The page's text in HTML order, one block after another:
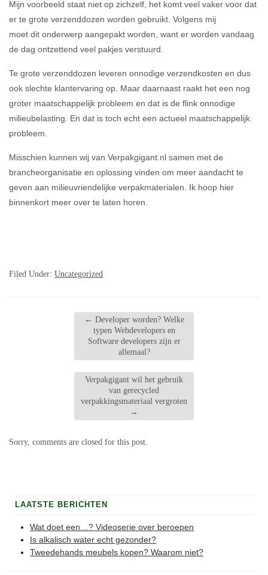
Mijn voorbeeld staat niet op zichzelf, het komt veel vaker voor dat
er te grote verzenddozen worden gebruikt. Volgens mij
moet dit onderwerp aangepakt worden, want er worden vandaag
de dag ontzettend veel pakjes verstuurd.
Te grote verzenddozen leveren onnodige verzendkosten en dus
ook slechte klantervaring op. Maar daarnaast raakt het een nog
groter maatschappelijk probleem en dat is de flink onnodige
milieubelasting. En dat is toch echt een actueel maatschappelijk
probleem.
Misschien kunnen wij van Verpakgigant.nl samen met de
brancheorganisatie en oplossing vinden om meer aandacht te
geven aan milieuvriendelijke verpakmaterialen. Ik hoop hier
binnenkort meer over te laten horen.
Filed Under: Uncategorized
← Developer worden? Welke
typen Webdevelopers en
Software developers zijn er
allemaal?
Verpakgigant wil het gebruik
van gerecycled
verpakkingsmateriaal vergroten
→
Sorry, comments are closed for this post.
LAATSTE BERICHTEN
Wat doet een…? Videoserie over beroepen
Is alkalisch water echt gezonder?
Tweedehands meubels kopen? Waarom niet?